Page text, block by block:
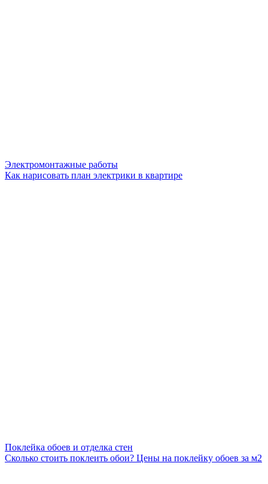
Электромонтажные работы
Как нарисовать план электрики в квартире
Поклейка обоев и отделка стен
Сколько стоить поклеить обои? Цены на поклейку обоев за м2